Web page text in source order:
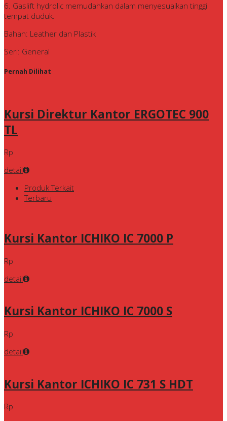
6. Gaslift hydrolic memudahkan dalam menyesuaikan tinggi
tempat duduk.
Bahan: Leather dan Plastik
Seri: General
Pernah Dilihat
Kursi Direktur Kantor ERGOTEC 900
TL
Rp
detail
Produk Terkait
Terbaru
Kursi Kantor ICHIKO IC 7000 P
Rp
detail
Kursi Kantor ICHIKO IC 7000 S
Rp
detail
Kursi Kantor ICHIKO IC 731 S HDT
Rp